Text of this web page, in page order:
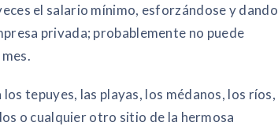
el salario mínimo, esforzándose y dando
privada; probablemente no puede
tepuyes, las playas, los médanos, los ríos,
o cualquier otro sitio de la hermosa